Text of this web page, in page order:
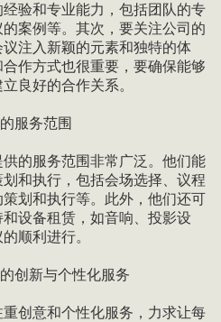
验和专业能力，包括团队的专
案例等。其次，要关注公司的
注入新颖的元素和独特的体
作方式也很重要，要确保能够
良好的合作关系。
服务范围
的服务范围非常广泛。他们能
和执行，包括会场选择、议程
划和执行等。此外，他们还可
设备租赁，如音响、投影设
顺利进行。
创新与个性化服务
创意和个性化服务，力求让每